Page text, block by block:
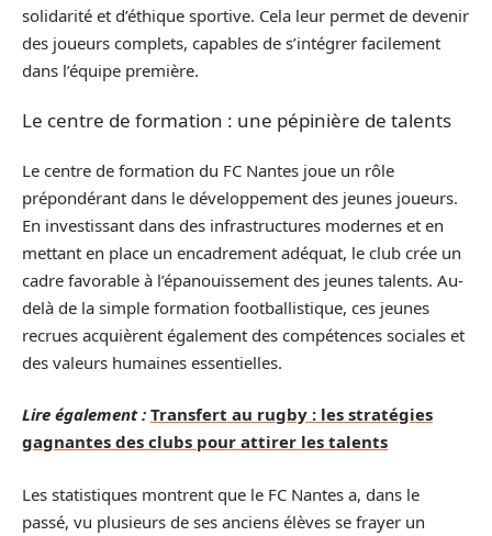
solidarité et d’éthique sportive. Cela leur permet de devenir
des joueurs complets, capables de s’intégrer facilement
dans l’équipe première.
Le centre de formation : une pépinière de talents
Le centre de formation du FC Nantes joue un rôle
prépondérant dans le développement des jeunes joueurs.
En investissant dans des infrastructures modernes et en
mettant en place un encadrement adéquat, le club crée un
cadre favorable à l’épanouissement des jeunes talents. Au-
delà de la simple formation footballistique, ces jeunes
recrues acquièrent également des compétences sociales et
des valeurs humaines essentielles.
Lire également : Transfert au rugby : les stratégies
gagnantes des clubs pour attirer les talents
Les statistiques montrent que le FC Nantes a, dans le
passé, vu plusieurs de ses anciens élèves se frayer un